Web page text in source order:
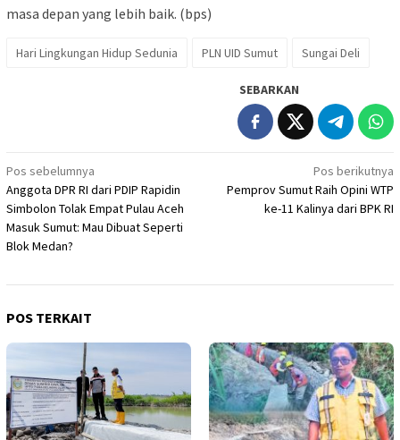
masa depan yang lebih baik. (bps)
Hari Lingkungan Hidup Sedunia PLN UID Sumut Sungai Deli
SEBARKAN
Navigasi
pos
Pos sebelumnya
Anggota DPR RI dari PDIP Rapidin
Simbolon Tolak Empat Pulau Aceh
Masuk Sumut: Mau Dibuat Seperti
Blok Medan?
Pos berikutnya
Pemprov Sumut Raih Opini WTP
ke-11 Kalinya dari BPK RI
POS TERKAIT